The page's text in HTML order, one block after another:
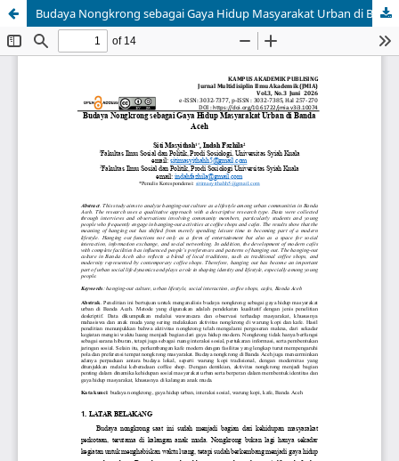
Budaya Nongkrong sebagai Gaya Hidup Masyarakat Urban di Banda Aceh